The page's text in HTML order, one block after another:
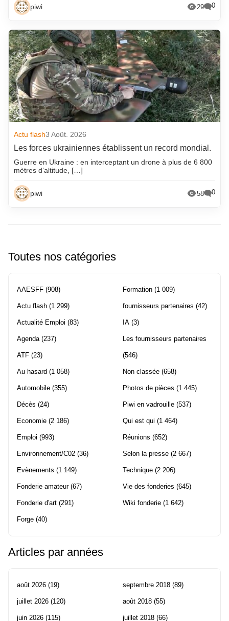
piwi 29 0
Actu flash3 Août. 2026
Les forces ukrainiennes établissent un record mondial.
Guerre en Ukraine : en interceptant un drone à plus de 6 800
mètres d’altitude, […]
piwi 58 0
Toutes nos catégories
AAESFF (908)
Actu flash (1 299)
Actualité Emploi (83)
Agenda (237)
ATF (23)
Au hasard (1 058)
Automobile (355)
Décès (24)
Economie (2 186)
Emploi (993)
Environnement/C02 (36)
Evènements (1 149)
Fonderie amateur(67)
Fonderie d'art (291)
Forge (40)
Formation (1 009)
fournisseurs partenaires (42)
IA (3)
Les fournisseurs partenaires
(546)
Non classée (658)
Photos de pièces (1 445)
Piwi en vadrouille (537)
Qui est qui (1 464)
Réunions (652)
Selon la presse (2 667)
Technique (2 206)
Vie des fonderies (645)
Wiki fonderie (1 642)
Articles par années
août 2026 (19)
juillet 2026 (120)
juin 2026 (115)
septembre 2018 (89)
août 2018 (55)
juillet 2018 (66)